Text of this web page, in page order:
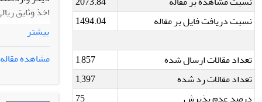
نسبت دریافت فایل بر مقاله
1494.04
تعداد مقالات ارسال شده
1,857
تعداد مقالات رد شده
1,397
درصد عدم پذیرش
75
اخذ وثایق
وثایق از
عملکردی را
نتایج مدل
در نهایت،
بیشتر
مشاهده مقاله